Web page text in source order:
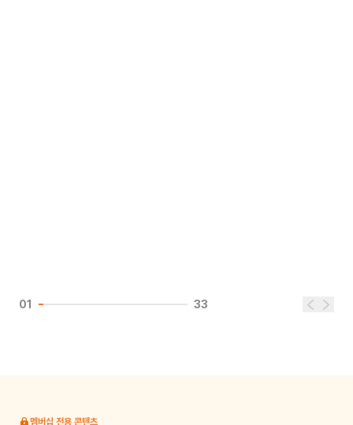
01 33
멤버십 전용 콘텐츠